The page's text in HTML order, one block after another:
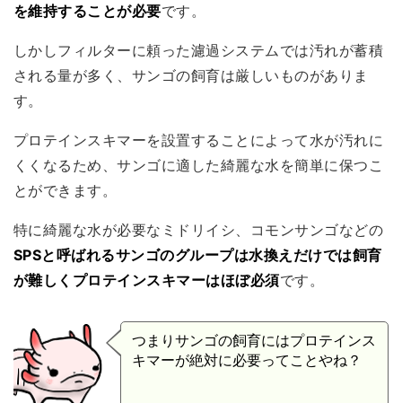
を維持することが必要です。
しかしフィルターに頼った濾過システムでは汚れが蓄積
される量が多く、サンゴの飼育は厳しいものがありま
す。
プロテインスキマーを設置することによって水が汚れに
くくなるため、サンゴに適した綺麗な水を簡単に保つこ
とができます。
特に綺麗な水が必要なミドリイシ、コモンサンゴなどの
SPSと呼ばれるサンゴのグループは水換えだけでは飼育
が難しくプロテインスキマーはほぼ必須です。
つまりサンゴの飼育にはプロテインス
キマーが絶対に必要ってことやね？